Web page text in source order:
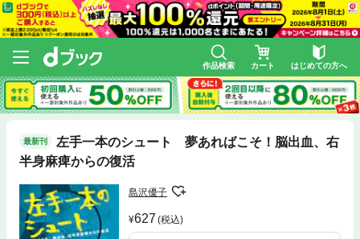
作品検索 カート はじめての方へ
最新刊
左手一本のシュート 夢あればこそ！脳出血、右
半身麻痺からの復活
島沢優子
627 (税込)